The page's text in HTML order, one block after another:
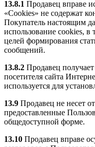
13.8.1 Продавец вправе
«Cookies» не содержат
Покупатель настоящим
использование cookies,
целей формирования
сообщений.
13.8.2 Продавец
посетителя сайта
используется для
13.9 Продавец не несет
предоставленные
общедоступной форме.
13.10 Продавец вправе